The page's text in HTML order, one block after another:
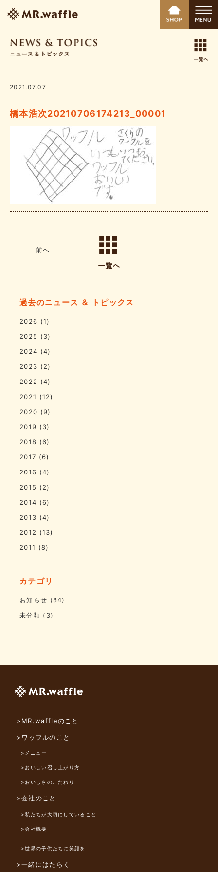
2021.07.07
橋本浩次20210706174213_00001
前へ
過去のニュース ＆ トピックス
2026 (1)
2025 (3)
2024 (4)
2023 (2)
2022 (4)
2021 (12)
2020 (9)
2019 (3)
2018 (6)
2017 (6)
2016 (4)
2015 (2)
2014 (6)
2013 (4)
2012 (13)
2011 (8)
カテゴリ
お知らせ (84)
未分類 (3)
>MR.waffleのこと
>ワッフルのこと
>メニュー
>おいしい召し上がり方
>おいしさのこだわり
>会社のこと
>私たちが大切にしていること
>会社概要
>世界の子供たちに笑顔を
>一緒にはたらく